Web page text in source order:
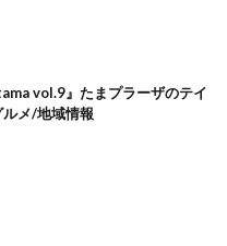
vol.9』たまプラーザのテイ
メ/地域情報